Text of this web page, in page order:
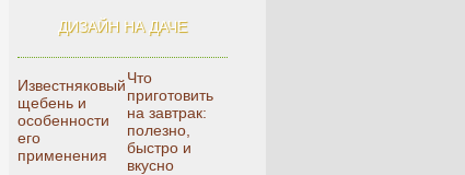
ДИЗАЙН НА ДАЧЕ
Известняковый
щебень и
особенности
его
применения
Что
приготовить
на завтрак:
полезно,
быстро и
вкусно